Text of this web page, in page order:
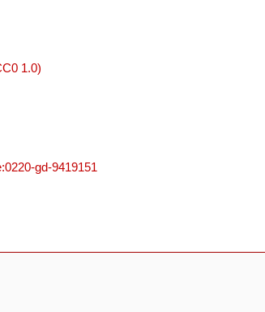
1.0)
gd-9419151